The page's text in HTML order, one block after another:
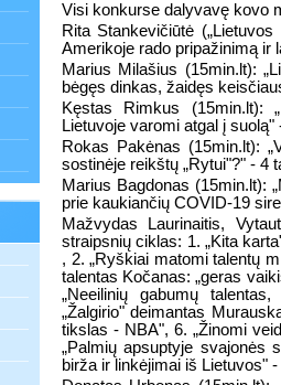
Visi konkurse dalyvavę kovo
Rita Stankevičiūtė
Amerikoje rado pripažinimą ir
Marius Milašius (15min.lt):
bėgęs dinkas, žaidęs
Kęstas Rimkus (15min.lt):
Lietuvoje varomi atgal į suolą"
Rokas Pakėnas (15min.lt):
sostinėje reikštų „Rytui"?" - 4
Marius Bagdonas (15min.lt):
prie kaukiančių COVID-19
Mažvydas Laurinaitis,
straipsnių ciklas: 1. „Kita
, 2. „Ryškiai matomi talentų
talentas Kočanas: „geras
„Neeilinių gabumų
„Žalgirio" deimantas
tikslas - NBA", 6. „Žinomi
„Palmių apsuptyje svajonės
birža ir linkėjimai iš Lietuvos"